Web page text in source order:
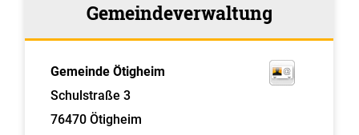
Gemeindeverwaltung
Gemeinde Ötigheim
Schulstraße 3
76470 Ötigheim